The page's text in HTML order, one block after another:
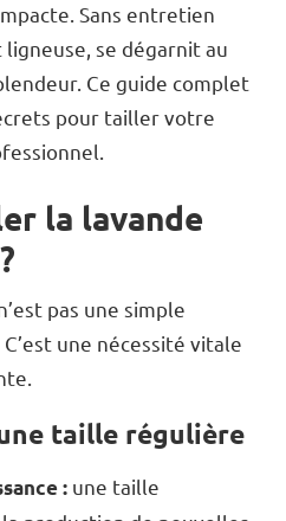
Sans entretien
se dégarnit au
Ce guide complet
pour tailler votre
la lavande
pas une simple
une nécessité vitale
taille régulière
: une taille